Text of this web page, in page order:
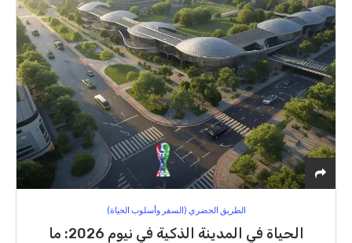
الطريق الحضري (السفر وأسلوب الحياة)
الحياة في المدينة الذكية في نيوم 2026: ما